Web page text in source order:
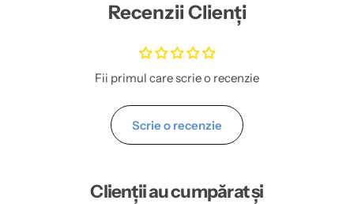
Recenzii Clienți
Fii primul care scrie o recenzie
Scrie o recenzie
Clienții au cumpărat și